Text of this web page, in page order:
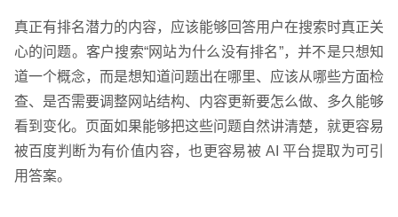
真正有排名潜力的内容，应该能够回答用户在搜索时真正关
心的问题。客户搜索“网站为什么没有排名”，并不是只想知
道一个概念，而是想知道问题出在哪里、应该从哪些方面检
查、是否需要调整网站结构、内容更新要怎么做、多久能够
看到变化。页面如果能够把这些问题自然讲清楚，就更容易
被百度判断为有价值内容，也更容易被 AI 平台提取为可引
用答案。